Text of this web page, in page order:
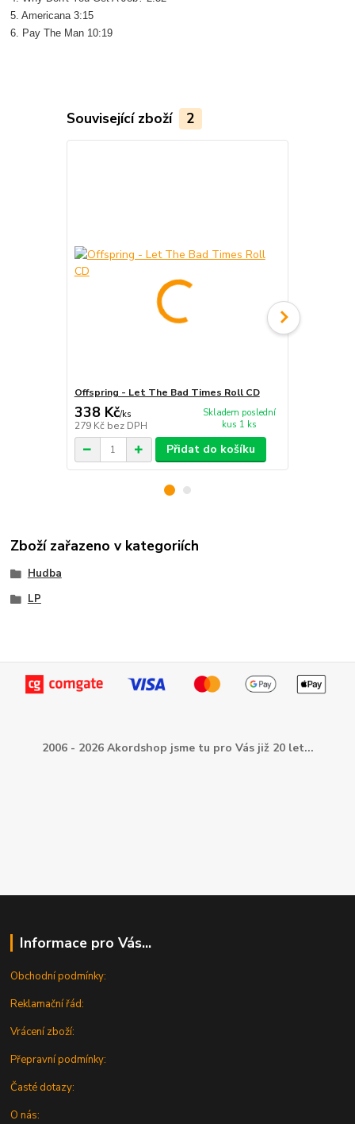
5. Americana 3:15
6. Pay The Man 10:19
Související zboží 2
Offspring - Let The Bad Times Roll CD
338 Kč/ks
279 Kč bez DPH
Skladem poslední
kus 1 ks
Přidat do košíku
Zboží zařazeno v kategoriích
Hudba
LP
2006 - 2026 Akordshop jsme tu pro Vás již 20 let...
Informace pro Vás...
Obchodní podmínky:
Reklamační řád:
Vrácení zboží:
Přepravní podmínky:
Časté dotazy:
O nás: